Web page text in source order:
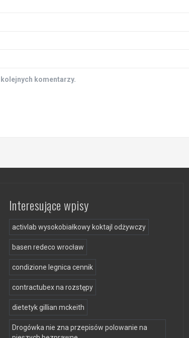
komentarzy.
Interesujące wpisy
activlab wysokobiałkowy koktajl odżywczy
basen redeco wrocław
condizione legnica cennik
contractubex na rozstępy
dietetyk gillian mckeith
Drogówka nie zna przepisów polowanie na